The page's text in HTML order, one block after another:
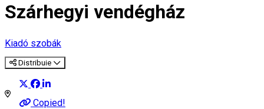
Szárhegyi vendégház
Kiadó szobák
Distribuie
Copied!